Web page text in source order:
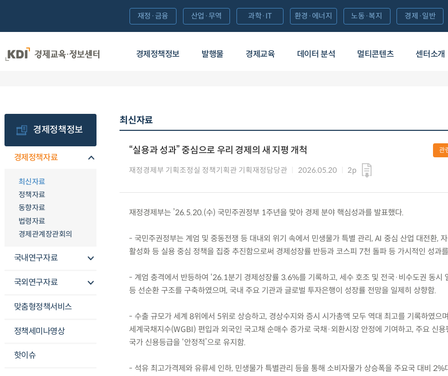
경제정책정보 발행물 경제교육 데이터 분석 멀티콘텐츠 센터소개
재정·금융 산업·무역 과학·IT 환경·에너지 노동·복지 경제·일반
경제정책정보
경제정책자료
최신자료
정책자료
동향자료
법령자료
경제관계장관회의
국내연구자료
국외연구자료
맞춤형정책서비스
정책세미나영상
핫이슈
최신자료
“실용과 성과” 중심으로 우리 경제의 새 지평 개척
재정경제부 기획조정실 정책기획관 기획재정담당관 2026.05.20 2p
관
재정경제부는 ’26.5.20.(수) 국민주권정부 1주년을 맞아 경제 분야 핵심성과를 발표했다.
- 국민주권정부는 계엄 및 중동전쟁 등 대내외 위기 속에서 민생물가 특별 관리, AI 중심 산업 대전환,
활성화 등 실용 중심 정책을 집중 추진함으로써 경제성장률 반등과 코스피 7천 돌파 등 가시적인 성과
- 계엄 충격에서 반등하여 ‘26.1분기 경제성장률 3.6%를 기록하고, 세수 호조 및 전국·비수도권 동시
등 선순환 구조를 구축하였으며, 국내 주요 기관과 글로벌 투자은행이 성장률 전망을 일제히 상향함.
- 수출 규모가 세계 8위에서 5위로 상승하고, 경상수지와 증시 시가총액 모두 역대 최고를 기록하였으
세계국채지수(WGBI) 편입과 외국인 국고채 순매수 증가로 국채·외환시장 안정에 기여하고, 주요 신용
국가 신용등급을 ‘안정적’으로 유지함.
- 석유 최고가격제와 유류세 인하, 민생물가 특별관리 등을 통해 소비자물가 상승폭을 주요국 대비 2%